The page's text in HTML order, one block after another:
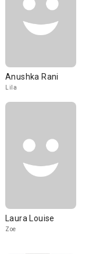
Anushka Rani
Lila
Laura Louise
Zoe